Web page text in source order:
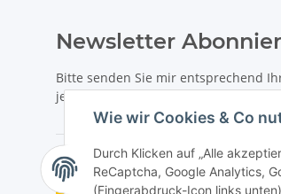
Wie wir Cookies & Co
Durch Klicken auf „Alle
ReCaptcha, Google Analytics,
(Fingerabdruck-Icon links
Newsletter
Bitte senden Sie mir entsprechend
jederzeit widerruflich Informationen
Vertrag widerrufen